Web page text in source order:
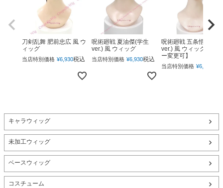
刀剣乱舞 肥前忠広 風 ウ
ィッグ
当店特別価格 ¥6,930税込
呪術廻戦 夏油傑(学生
ver.) 風 ウィッグ
当店特別価格 ¥6,930税込
呪術廻戦 五条悟(下ろ
ver.) 風 ウィッグ 【カ
ー変更可】
当店特別価格 ¥6,930
キャラウィッグ
未加工ウィッグ
ベースウィッグ
コスチューム